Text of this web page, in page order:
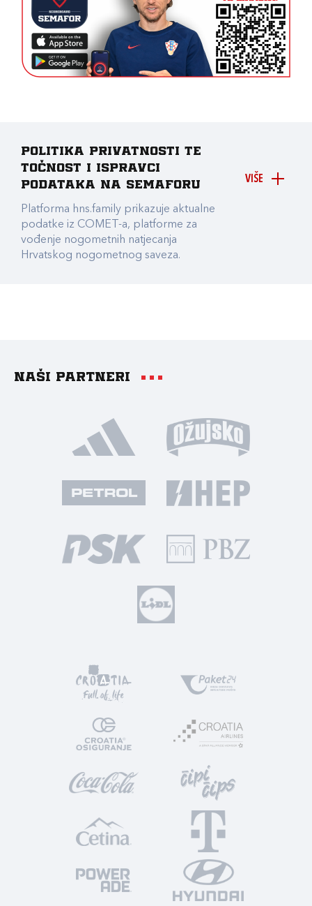
VIŠE
Politika privatnosti te
točnost i ispravci
podataka na Semaforu
Platforma hns.family prikazuje aktualne
podatke iz COMET-a, platforme za
vođenje nogometnih natjecanja
Hrvatskog nogometnog saveza.
Naši partneri